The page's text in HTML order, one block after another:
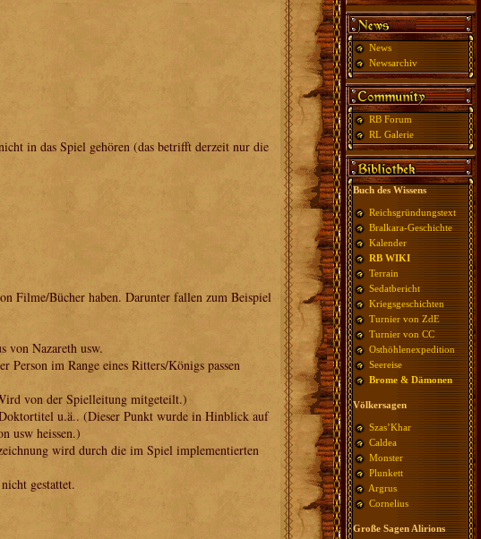
in das Spiel gehören (das betrifft derzeit nur die
Filme/Bücher haben. Darunter fallen zum Beispiel
von Nazareth usw.
im Range eines Ritters/Königs passen
von der Spielleitung mitgeteilt.)
u.ä.. (Dieser Punkt wurde in Hinblick auf
usw heissen.)
wird durch die im Spiel implementierten
gestattet.
News
Newsarchiv
RB Forum
RL Galerie
Buch des Wissens
Reichsgründungstext
Bralkara-Geschichte
Kalender
RB WIKI
Terrain
Sedatbericht
Kriegsgeschichten
Turnier von ZdE
Turnier von CC
Osthöhlenexpedition
Seereise
Brome & Dämonen
Völkersagen
Szas’Khar
Caldea
Monster
Plunkett
Argrus
Cornelius
Große Sagen Alirions